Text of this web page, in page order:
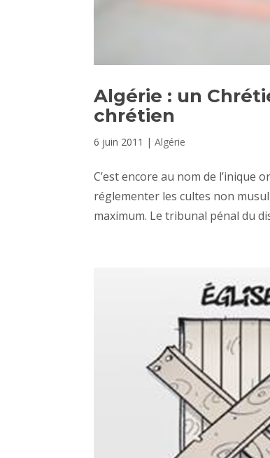
Algérie : un
chrétien
6 juin 2011 |Algérie
C’est encore au nom de
réglementer les cultes non
maximum. Le tribunal pénal du